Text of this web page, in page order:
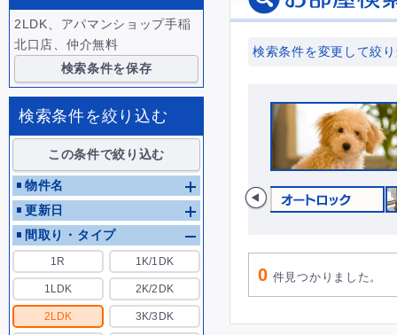
検索条件を変更して絞
法人限定
0 件見つかりました。
2LDK、アパマンショップ手稲
北口店、仲介無料
検索条件を保存
検索条件を絞り込む
この条件で絞り込む
物件名
更新日
間取り・タイプ
1R 1K/1DK
1LDK 2K/2DK
2LDK 3K/3DK